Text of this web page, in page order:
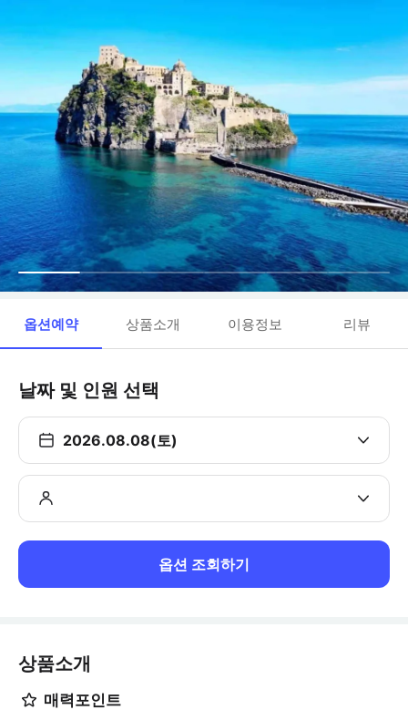
옵션예약 상품소개 이용정보 리뷰
날짜 및 인원 선택
2026.08.08(토)
옵션 조회하기
상품소개
매력포인트